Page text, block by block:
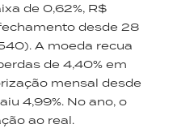
de 0,62%, R$
desde 28
A moeda recua
de 4,40% em
mensal desde
4,99%. No ano, o
ao real.